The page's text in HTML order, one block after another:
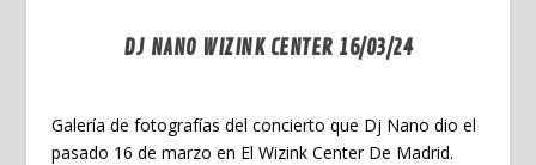
DJ NANO WIZINK CENTER 16/03/24
Galería de fotografías del concierto que Dj Nano dio el
pasado 16 de marzo en El Wizink Center De Madrid.